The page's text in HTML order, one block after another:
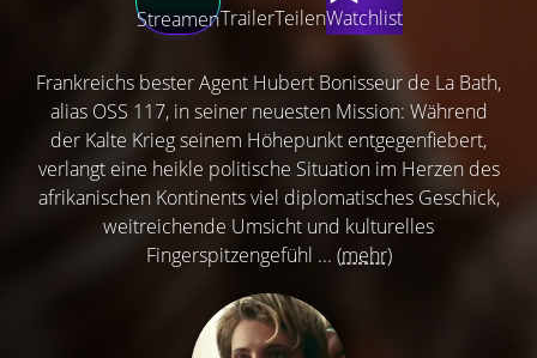
StreamenTrailerTeilenWatchlist
Frankreichs bester Agent Hubert Bonisseur de La Bath,
alias OSS 117, in seiner neuesten Mission: Während
der Kalte Krieg seinem Höhepunkt entgegenfiebert,
verlangt eine heikle politische Situation im Herzen des
afrikanischen Kontinents viel diplomatisches Geschick,
weitreichende Umsicht und kulturelles
Fingerspitzengefühl ... (mehr)